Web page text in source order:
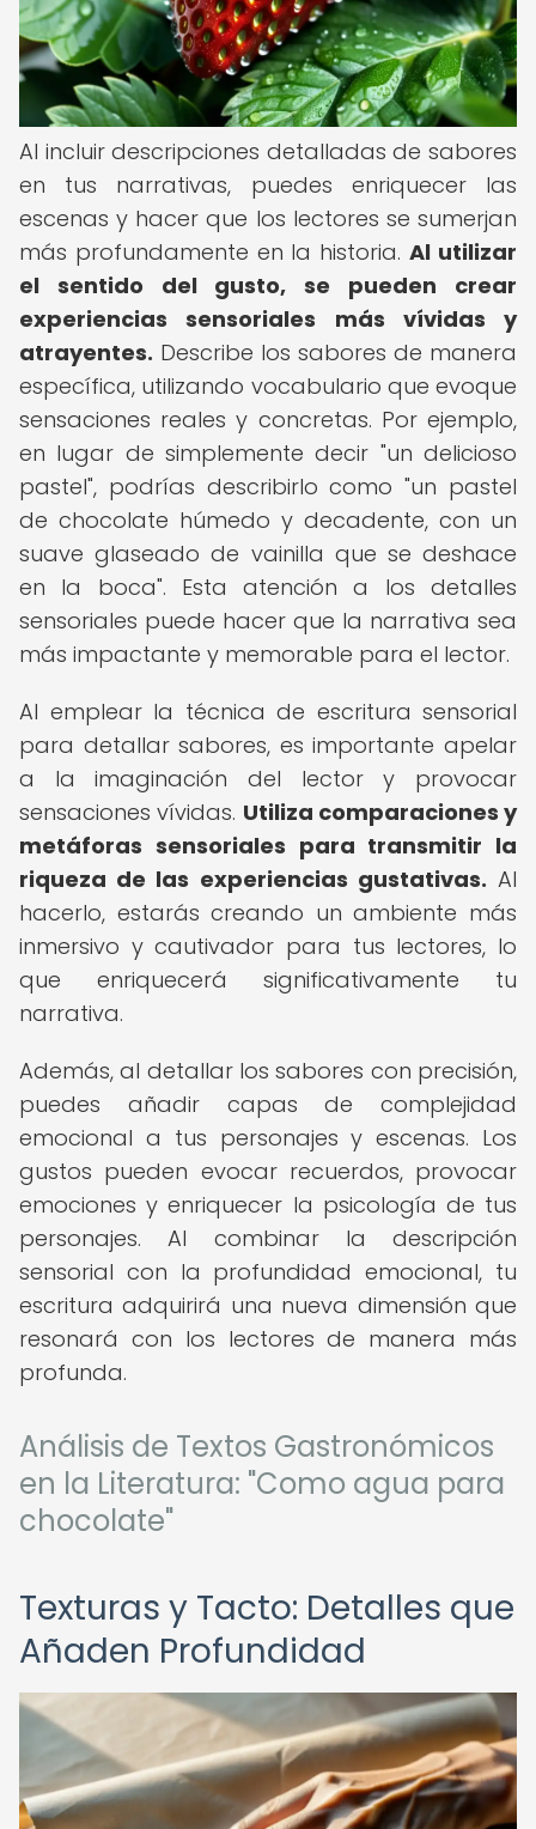
Al incluir descripciones detalladas de sabores
en tus narrativas, puedes enriquecer las
escenas y hacer que los lectores se sumerjan
más profundamente en la historia.Al utilizar
el sentido del gusto, se pueden crear
experiencias sensoriales más vívidas y
atrayentes. Describe los sabores de manera
específica, utilizando vocabulario que evoque
sensaciones reales y concretas. Por ejemplo,
en lugar de simplemente decir "un delicioso
pastel", podrías describirlo como "un pastel
de chocolate húmedo y decadente, con un
suave glaseado de vainilla que se deshace
en la boca". Esta atención a los detalles
sensoriales puede hacer que la narrativa sea
más impactante y memorable para el lector.
Al emplear la técnica de escritura sensorial
para detallar sabores, es importante apelar
a la imaginación del lector y provocar
sensaciones vívidas. Utiliza comparaciones y
metáforas sensoriales para transmitir la
riqueza de las experiencias gustativas. Al
hacerlo, estarás creando un ambiente más
inmersivo y cautivador para tus lectores, lo
que enriquecerá significativamente tu
narrativa.
Además, al detallar los sabores con precisión,
puedes añadir capas de complejidad
emocional a tus personajes y escenas. Los
gustos pueden evocar recuerdos, provocar
emociones y enriquecer la psicología de tus
personajes. Al combinar la descripción
sensorial con la profundidad emocional, tu
escritura adquirirá una nueva dimensión que
resonará con los lectores de manera más
profunda.
Análisis de Textos Gastronómicos
en la Literatura: "Como agua para
chocolate"
Texturas y Tacto: Detalles que
Añaden Profundidad